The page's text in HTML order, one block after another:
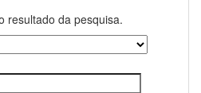
resultado da pesquisa.